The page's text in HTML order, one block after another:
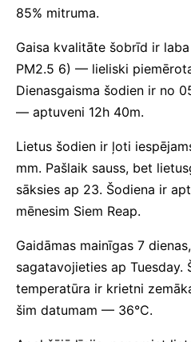
85% mitruma.
Gaisa kvalitāte šobrīd ir laba
PM2.5 6) — lieliski
Dienasgaisma šodien ir no
— aptuveni 12h 40m.
Lietus šodien ir ļoti
mm. Pašlaik sauss, bet
sāksies ap 23. Šodiena ir
mēnesim Siem Reap.
Gaidāmas mainīgas 7
sagatavojieties ap Tuesday.
temperatūra ir krietni
šim datumam — 36°C.